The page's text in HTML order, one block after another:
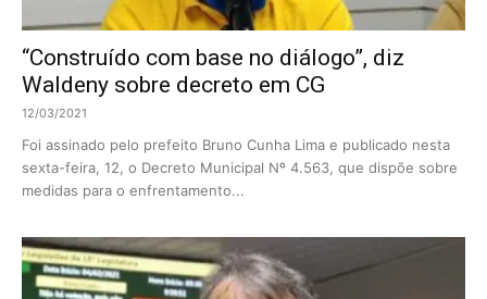
“Construído com base no diálogo”, diz
Waldeny sobre decreto em CG
12/03/2021
Foi assinado pelo prefeito Bruno Cunha Lima e publicado nesta
sexta-feira, 12, o Decreto Municipal Nº 4.563, que dispõe sobre
medidas para o enfrentamento...